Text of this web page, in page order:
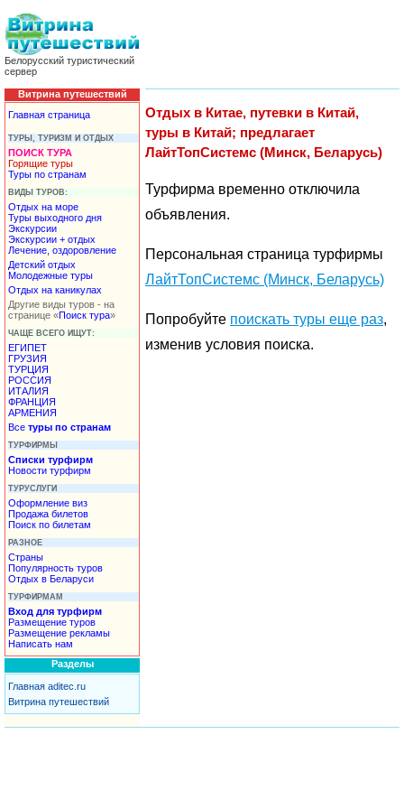
Белорусский туристический
сервер
Витрина путешествий
Главная страница
ТУРЫ, ТУРИЗМ И ОТДЫХ
ПОИСК ТУРА
Горящие туры
Туры по странам
ВИДЫ ТУРОВ:
Отдых на море
Туры выходного дня
Экскурсии
Экскурсии + отдых
Лечение, оздоровление
Детский отдых
Молодежные туры
Отдых на каникулах
Другие виды туров - на
странице «Поиск тура»
ЧАЩЕ ВСЕГО ИЩУТ:
ЕГИПЕТ
ГРУЗИЯ
ТУРЦИЯ
РОССИЯ
ИТАЛИЯ
ФРАНЦИЯ
АРМЕНИЯ
Все туры по странам
ТУРФИРМЫ
Списки турфирм
Новости турфирм
ТУРУСЛУГИ
Оформление виз
Продажа билетов
Поиск по билетам
РАЗНОЕ
Страны
Популярность туров
Отдых в Беларуси
ТУРФИРМАМ
Вход для турфирм
Размещение туров
Размещение рекламы
Написать нам
Разделы
Главная aditec.ru
Витрина путешествий
Отдых в Китае, путевки в Китай,
туры в Китай; предлагает
ЛайтТопСистемс (Минск, Беларусь)
Турфирма временно отключила
объявления.
Персональная страница турфирмы
ЛайтТопСистемс (Минск, Беларусь)
Попробуйте поискать туры еще раз,
изменив условия поиска.